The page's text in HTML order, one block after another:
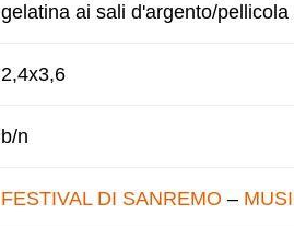
gelatina ai sali d'argento/pellicola
2,4x3,6
b/n
FESTIVAL DI SANREMO –